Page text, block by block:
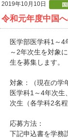
2019年10月10日
令和元年度中国
医学部医学科1～4
～2年次生を対象
生を募集します。
対象：（現在の学
医学科1～4年次
次生（各学科2名程
応募方法：
下記申込書を学務